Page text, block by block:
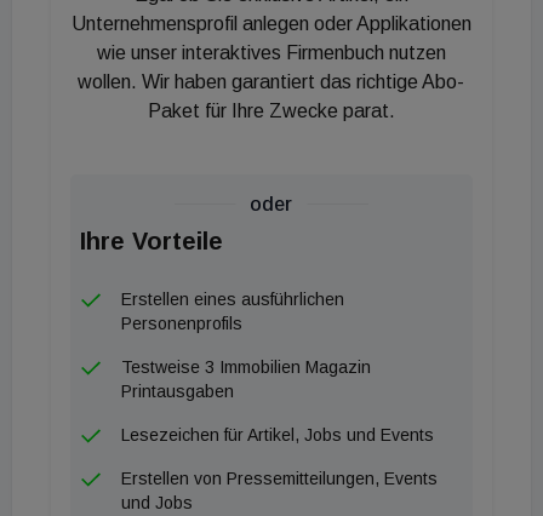
Unternehmenskultur und das wurde auch im
Rahmen der Umfrage von unseren Kollegen
bestätigt. Das höchste Gut unserer Kollegen ist
ihre Zeit, die sie mit uns als Unternehmen und
Rahmenbedingung schaffen, die Höchstleistungen
in einem lebenswerten Umfeld ermöglichen."
Unternehmensprofil anlegen oder Applikationen
wie unser interaktives Firmenbuch nutzen
wollen. Wir haben garantiert das richtige Abo-
Paket für Ihre Zwecke parat.
oder
Ihre Vorteile
Erstellen eines ausführlichen
Personenprofils
Testweise 3 Immobilien Magazin
Printausgaben
Lesezeichen für Artikel, Jobs und Events
Erstellen von Pressemitteilungen, Events
und Jobs